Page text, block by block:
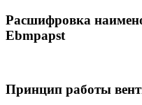
Расшифровка
Ebmpapst
Принцип работы